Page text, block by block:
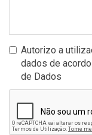
Autorizo a
dados de
de Dados